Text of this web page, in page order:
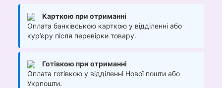
Карткою при отриманні
Оплата банківською карткою у відділенні або
кур’єру після перевірки товару.
Готівкою при отриманні
Оплата готівкою у відділенні Нової пошти або
Укрпошти.